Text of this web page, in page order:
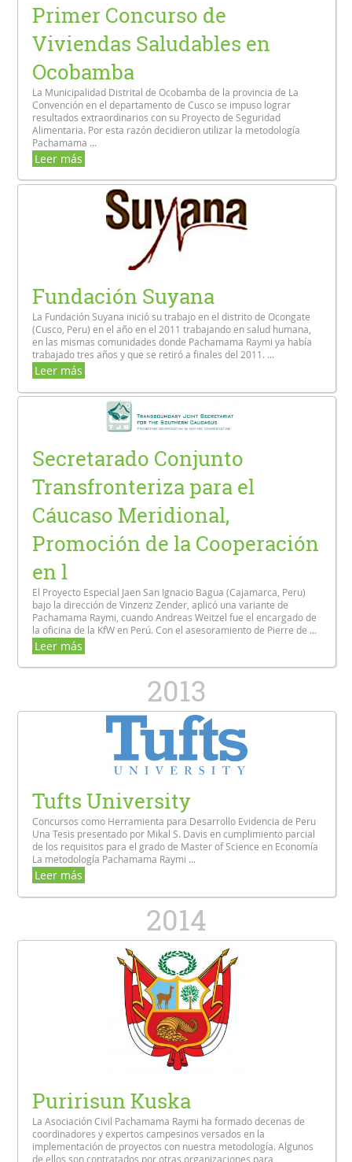
Primer Concurso de
Viviendas Saludables en
Ocobamba
La Municipalidad Distrital de Ocobamba de la provincia de La
Convención en el departamento de Cusco se impuso lograr
resultados extraordinarios con su Proyecto de Seguridad
Alimentaria. Por esta razón decidieron utilizar la metodología
Pachamama ...
Leer más
Fundación Suyana
La Fundación Suyana inició su trabajo en el distrito de Ocongate
(Cusco, Peru) en el año en el 2011 trabajando en salud humana,
en las mismas comunidades donde Pachamama Raymi ya había
trabajado tres años y que se retiró a finales del 2011. ...
Leer más
Secretarado Conjunto
Transfronteriza para el
Cáucaso Meridional,
Promoción de la Cooperación
en l
El Proyecto Especial Jaen San Ignacio Bagua (Cajamarca, Peru)
bajo la dirección de Vinzenz Zender, aplicó una variante de
Pachamama Raymi, cuando Andreas Weitzel fue el encargado de
la oficina de la KfW en Perú. Con el asesoramiento de Pierre de ...
Leer más
2013
Tufts University
Concursos como Herramienta para Desarrollo Evidencia de Peru
Una Tesis presentado por Mikal S. Davis en cumplimiento parcial
de los requisitos para el grado de Master of Science en Economía
La metodología Pachamama Raymi ...
Leer más
2014
Puririsun Kuska
La Asociación Civil Pachamama Raymi ha formado decenas de
coordinadores y expertos campesinos versados en la
implementación de proyectos con nuestra metodología. Algunos
de ellos son contratados por otras organizaciones para